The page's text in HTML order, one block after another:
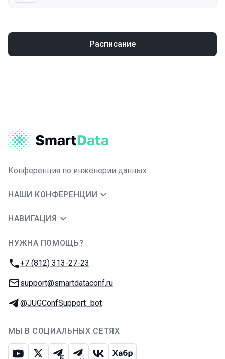
Расписание
Конференция по инженерии данных
НАШИ КОНФЕРЕНЦИИ
НАВИГАЦИЯ
НУЖНА ПОМОЩЬ?
Телефон:
+7 (812) 313-27-23
E-mail:
support@smartdataconf.ru
Телеграм:
@JUGConfSupport_bot
МЫ В СОЦИАЛЬНЫХ СЕТЯХ